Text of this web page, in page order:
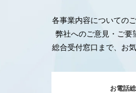
各事業内容についての
弊社へのご意見・ご要
総合受付窓口まで、お
お電話